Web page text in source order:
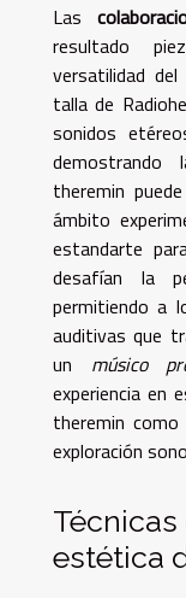
Las
resultado
versatilidad
talla de
sonidos
demostrando
theremin
ámbito
estandarte
desafían la
permitiendo a
auditivas que
un músico
experiencia en
theremin
exploración
estética